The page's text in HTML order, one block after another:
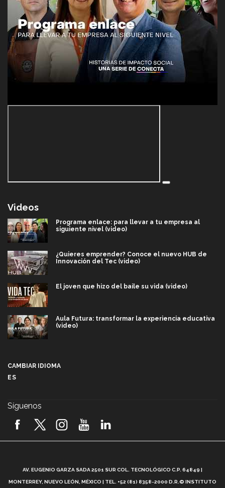
Videos
Programa enlace: para llevar a tu empresa al
siguiente nivel (video)
¿Quieres emprender? Conoce el nuevo HUB de
Innovación del Tec (video)
El joven que hizo del baile su vida (video)
Aula Futura: transformar la experiencia educativa
(video)
2026! (video)
¿Cómo es el Modelo Educativo Tec? (video)
CAMBIAR IDIOMA
ES
Síguenos
AV. EUGENIO GARZA SADA 2501 SUR COL. TECNOLÓGICO C.P. 64849 |
MONTERREY, NUEVO LEÓN, MÉXICO | TEL. +52 (81) 8358-2000 D.R.© INSTITUTO